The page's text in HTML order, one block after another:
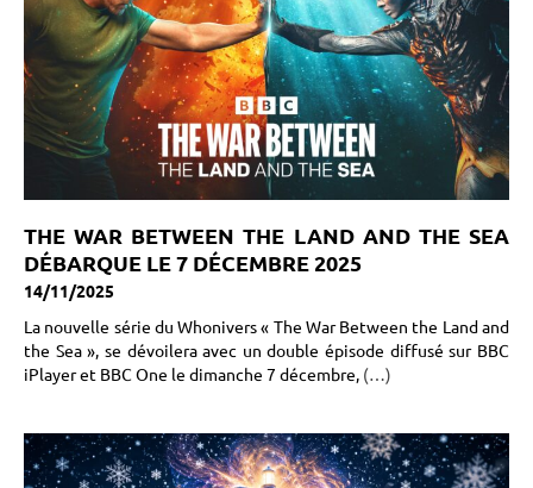
THE WAR BETWEEN THE LAND AND THE SEA
DÉBARQUE LE 7 DÉCEMBRE 2025
14/11/2025
La nouvelle série du Whonivers « The War Between the Land and
the Sea », se dévoilera avec un double épisode diffusé sur BBC
iPlayer et BBC One le dimanche 7 décembre, (…)